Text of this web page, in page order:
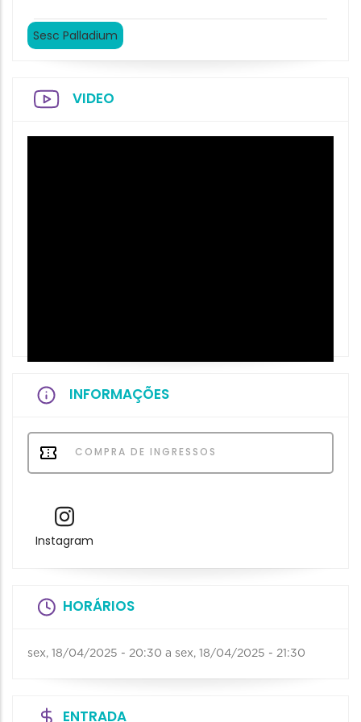
Sesc Palladium
VIDEO
INFORMAÇÕES
COMPRA DE INGRESSOS
Instagram
HORÁRIOS
sex, 18/04/2025 - 20:30 a sex, 18/04/2025 - 21:30
ENTRADA